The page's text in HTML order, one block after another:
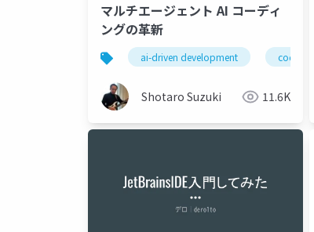
マルチエージェント AI コーディ
ングの革新
ai-driven development codevista
Shotaro Suzuki 11.6K